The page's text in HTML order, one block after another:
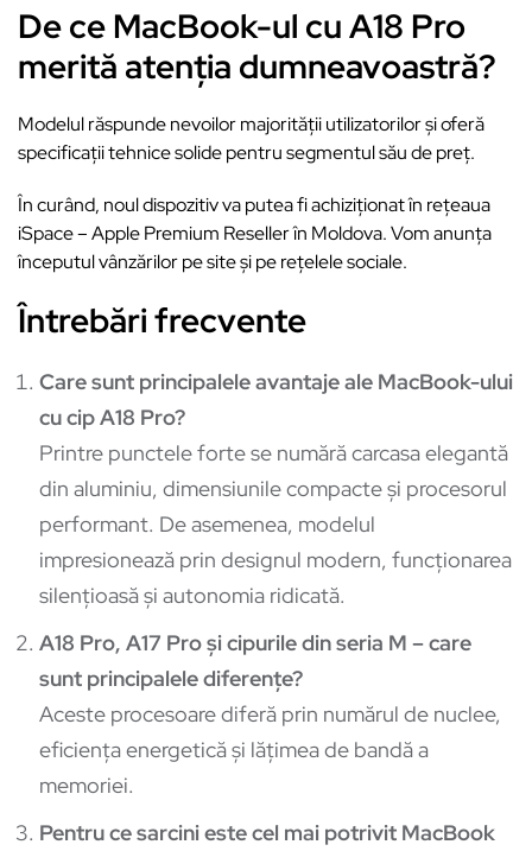
De ce MacBook-ul cu A18 Pro
merită atenția dumneavoastră?
Modelul răspunde nevoilor majorității utilizatorilor și oferă
specificații tehnice solide pentru segmentul său de preț.
În curând, noul dispozitiv va putea fi achiziționat în rețeaua
iSpace – Apple Premium Reseller în Moldova. Vom anunța
începutul vânzărilor pe site și pe rețelele sociale.
Întrebări frecvente
Care sunt principalele avantaje ale MacBook-ului
cu cip A18 Pro?
Printre punctele forte se numără carcasa elegantă
din aluminiu, dimensiunile compacte și procesorul
performant. De asemenea, modelul
impresionează prin designul modern, funcționarea
silențioasă și autonomia ridicată.
A18 Pro, A17 Pro și cipurile din seria M – care
sunt principalele diferențe?
Aceste procesoare diferă prin numărul de nuclee,
eficiența energetică și lățimea de bandă a
memoriei.
Pentru ce sarcini este cel mai potrivit MacBook